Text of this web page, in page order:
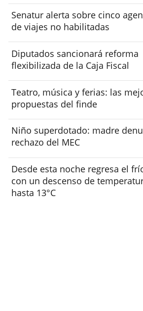
Senatur alerta sobre cinco
de viajes no habilitadas
Diputados sancionará reforma
flexibilizada de la Caja Fiscal
Teatro, música y ferias: las
propuestas del finde
Niño superdotado: madre
rechazo del MEC
Desde esta noche regresa el
con un descenso de
hasta 13°C